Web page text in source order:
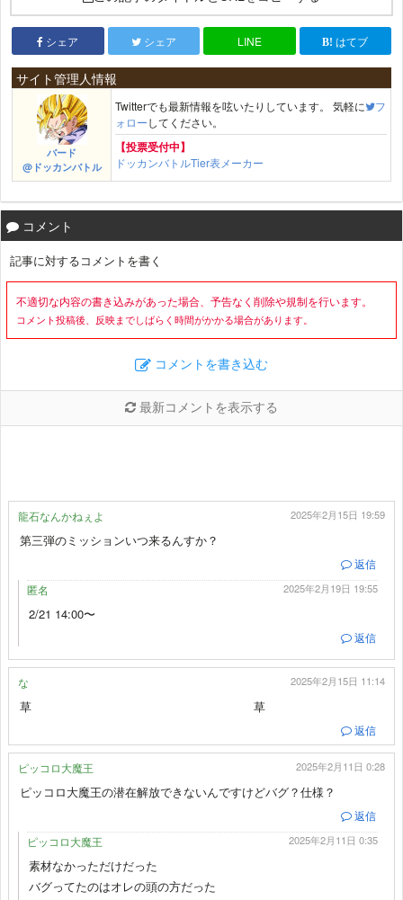
シェア シェア LINE はてブ
サイト管理人情報
バード
@ドッカンバトル
Twitterでも最新情報を呟いたりしています。 気軽に
フ
ォローしてください。
【投票受付中】
ドッカンバトルTier表メーカー
コメント
記事に対するコメントを書く
不適切な内容の書き込みがあった場合、予告なく削除や規制を行います。
コメント投稿後、反映までしばらく時間がかかる場合があります。
コメントを書き込む
最新コメントを表示する
龍石なんかねぇよ 2025年2月15日 19:59
第三弾のミッションいつ来るんすか？
返信
匿名
2025年2月19日 19:55
2/21 14:00〜
返信
な 2025年2月15日 11:14
草 草
返信
ピッコロ大魔王 2025年2月11日 0:28
ピッコロ大魔王の潜在解放できないんですけどバグ？仕様？
返信
ピッコロ大魔王
2025年2月11日 0:35
素材なかっただけだった
バグってたのはオレの頭の方だった